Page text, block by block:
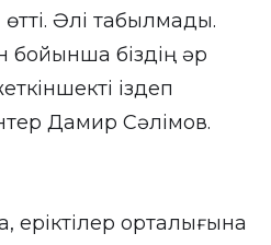
өтті. Әлі табылмады.
бойынша біздің әр
іздеп
Дамир Сәлімов.
орталығына